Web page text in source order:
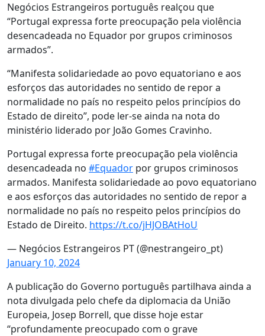
Negócios Estrangeiros português realçou que
“Portugal expressa forte preocupação pela violência
desencadeada no Equador por grupos criminosos
armados”.
“Manifesta solidariedade ao povo equatoriano e aos
esforços das autoridades no sentido de repor a
normalidade no país no respeito pelos princípios do
Estado de direito”, pode ler-se ainda na nota do
ministério liderado por João Gomes Cravinho.
Portugal expressa forte preocupação pela violência
desencadeada no #Equador por grupos criminosos
armados. Manifesta solidariedade ao povo equatoriano
e aos esforços das autoridades no sentido de repor a
normalidade no país no respeito pelos princípios do
Estado de Direito. https://t.co/jHJOBAtHoU
— Negócios Estrangeiros PT (@nestrangeiro_pt)
January 10, 2024
A publicação do Governo português partilhava ainda a
nota divulgada pelo chefe da diplomacia da União
Europeia, Josep Borrell, que disse hoje estar
“profundamente preocupado com o grave